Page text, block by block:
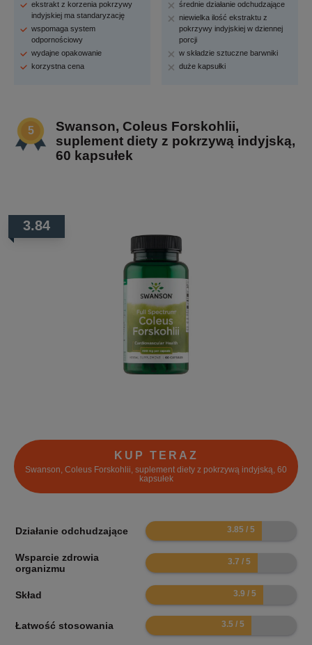
ekstrakt z korzenia pokrzywy
indyjskiej ma standaryzację
wspomaga system
odpornościowy
wydajne opakowanie
korzystna cena
średnie działanie odchudzające
niewielka ilość ekstraktu z
pokrzywy indyjskiej w dziennej
porcji
w składzie sztuczne barwniki
duże kapsułki
Swanson, Coleus Forskohlii,
suplement diety z pokrzywą indyjską,
60 kapsułek
3.84
KUP TERAZ
Swanson, Coleus Forskohlii, suplement diety z pokrzywą indyjską, 60
kapsułek
Działanie odchudzające 7.7
Wsparcie zdrowia
organizmu
7.4
Skład 7.8
Łatwość stosowania 7